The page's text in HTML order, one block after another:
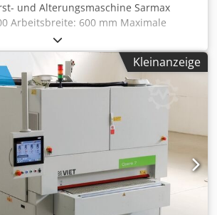
und Alterungsmaschine Sarmax
Arbeitsbreite: 600 mm Maximale
mm Transportband mit einstellbarer
m/min Im Lieferumfang enthalten:
Tynexbürste Gesamtleistung: 9 kW
Technische Dokumentation CE-
ist fabrikneu und auf Bestellung
Kleinanzeige